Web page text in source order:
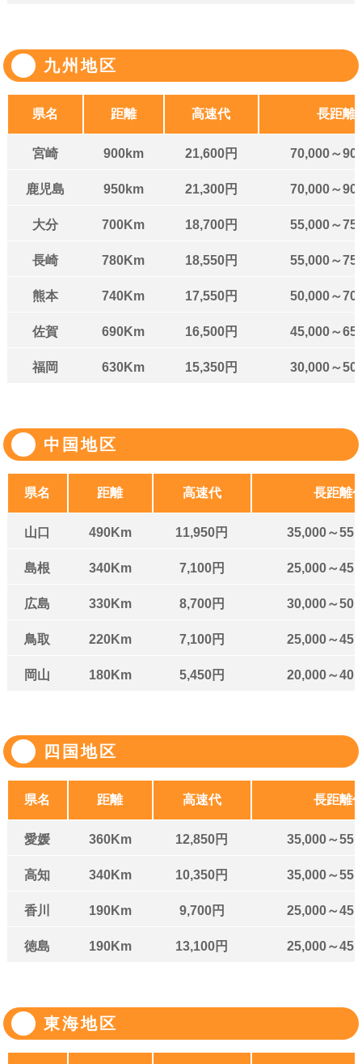
九州地区
県名 距離 高速代 長距離
宮崎 900km 21,600円 70,000～
鹿児島 950km 21,300円 70,000～
大分 700Km 18,700円 55,000～
長崎 780Km 18,550円 55,000～
熊本 740Km 17,550円 50,000～
佐賀 690Km 16,500円 45,000～
福岡 630Km 15,350円 30,000～
中国地区
県名 距離 高速代 長距離
山口 490Km 11,950円 35,000～
島根 340Km 7,100円 25,000～
広島 330Km 8,700円 30,000～
鳥取 220Km 7,100円 25,000～
岡山 180Km 5,450円 20,000～
四国地区
県名 距離 高速代 長距離
愛媛 360Km 12,850円 35,000～
高知 340Km 10,350円 35,000～
香川 190Km 9,700円 25,000～
徳島 190Km 13,100円 25,000～
東海地区